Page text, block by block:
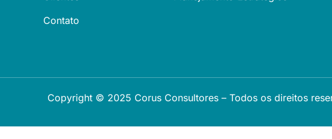
Contato
Copyright © 2025 Corus Consultores – Todos os direitos